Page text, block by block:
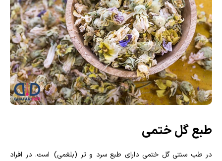
طبع گل ختمی
در طب سنتی گل ختمی دارای طبع سرد و تر (بلغمی) است. در افراد